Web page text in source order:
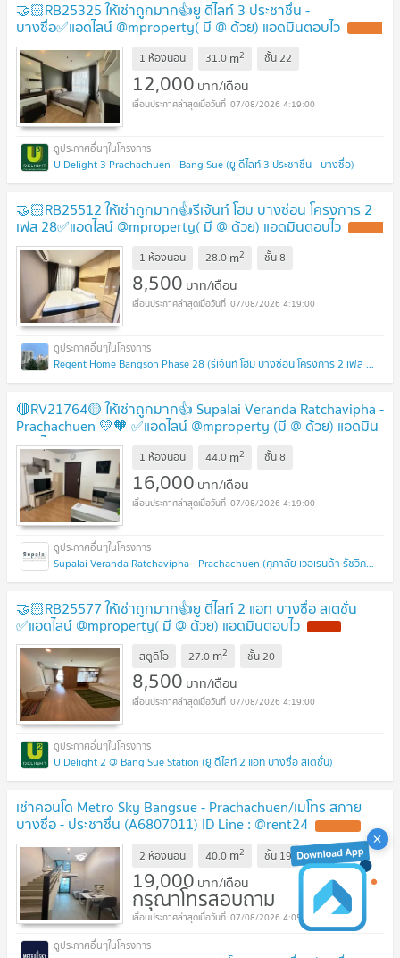
🤝🏻RB25325 ให้เช่าถูกมาก👍ยู ดีไลท์ 3 ประชาชื่น -
บางซื่อ✅แอดไลน์ @mproperty( มี @ ด้วย) แอดมินตอบไว
1 ห้องนอน 31.0 m2 ชั้น22
12,000 บาท/เดือน
07/08/2026 4:19:00
U Delight 3 Prachachuen - Bang Sue (ยู ดีไลท์ 3 ประชาชื่น - บางซื่อ)
🤝🏻RB25512 ให้เช่าถูกมาก👍รีเจ้นท์ โฮม บางซ่อน โครงการ 2
เฟส 28✅แอดไลน์ @mproperty( มี @ ด้วย) แอดมินตอบไว
1 ห้องนอน 28.0 m2 ชั้น8
8,500 บาท/เดือน
07/08/2026 4:19:00
Regent Home Bangson Phase 28 (รีเจ้นท์ โฮม บางซ่อน โครงการ 2 เฟส 28)
🔴RV21764🟡 ให้เช่าถูกมาก👍 Supalai Veranda Ratchavipha -
Prachachuen 💛🧡 ✅แอดไลน์ @mproperty (มี @ ด้วย) แอดมิน
ตอบไว
1 ห้องนอน 44.0 m2 ชั้น8
16,000 บาท/เดือน
07/08/2026 4:19:00
Supalai Veranda Ratchavipha - Prachachuen (ศุภาลัย เวอเรนด้า รัชวิภา - ประชาชื่น)
🤝🏻RB25577 ให้เช่าถูกมาก👍ยู ดีไลท์ 2 แอท บางซื่อ สเตชั่น
✅แอดไลน์ @mproperty( มี @ ด้วย) แอดมินตอบไว
สตูดิโอ 27.0 m2 ชั้น20
8,500 บาท/เดือน
07/08/2026 4:19:00
U Delight 2 @ Bang Sue Station (ยู ดีไลท์ 2 แอท บางซื่อ สเตชั่น)
เช่าคอนโด Metro Sky Bangsue - Prachachuen/เมโทร สกาย
บางซื่อ - ประชาชื่น (A6807011) ID Line : @rent24
2 ห้องนอน 40.0 m2 ชั้น 19
19,000 บาท/เดือน
กรุณาโทรสอบถาม
07/08/2026 4:05:57